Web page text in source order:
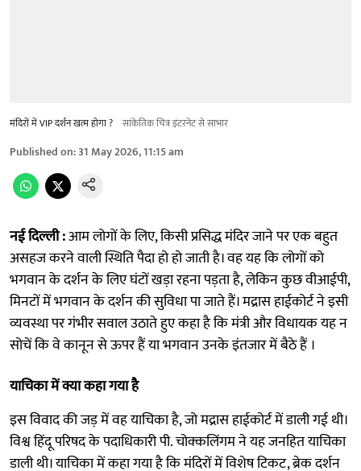
मंदिरों में VIP दर्शन खत्म होगा ? सांकेतिक चित्र इंटरनेट से साभार
Published on:31 May 2026, 11:15 am
नई दिल्ली :आम लोगों के लिए, किसी प्रसिद्ध मंदिर जाने पर एक बहुत
असहज करने वाली स्थिति पैदा हो हो जाती है। वह यह कि लोगों को
भगवान के दर्शन के लिए घंटों खड़ा रहना पड़ता है, लेकिन कुछ वीआईपी,
मिनटों में भगवान के दर्शन की सुविधा पा जाते हैं। मद्रास हाईकोर्ट ने इसी
व्यवस्था पर गंभीर सवाल उठाते हुए कहा है कि मंत्री और विधायक यह न
सोचें कि वे कानून से ऊपर हैं या भगवान उनके इंतजार में बैठे हैं ।
याचिका में क्या कहा गया है
इस विवाद की जड़ में वह याचिका है, जो मद्रास हाईकोर्ट में डाली गई थी।
विश्व हिंदू परिषद के पदाधिकारी पी. चोक्कलिंगम ने यह जनहित याचिका
डाली थी। याचिका में कहा गया है कि मंदिरों में विशेष टिकट, ब्रेक दर्शन